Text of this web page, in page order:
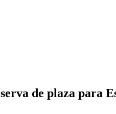
de plaza para